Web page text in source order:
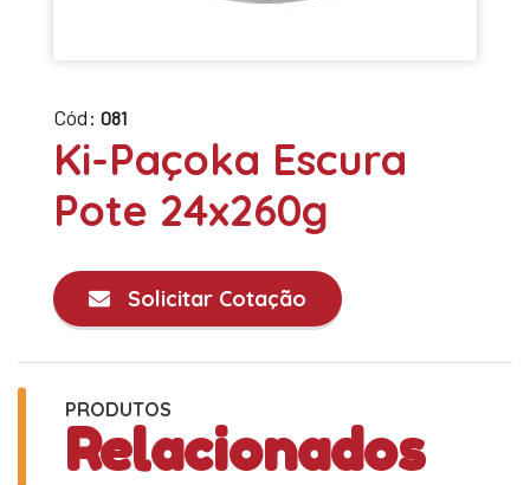
Cód: 081
Ki-Paçoka Escura
Pote 24x260g
Solicitar Cotação
PRODUTOS
Relacionados